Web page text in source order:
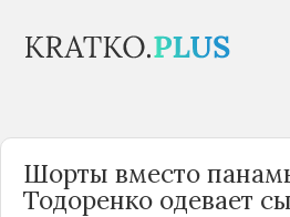
Шорты вместо
Тодоренко одевает